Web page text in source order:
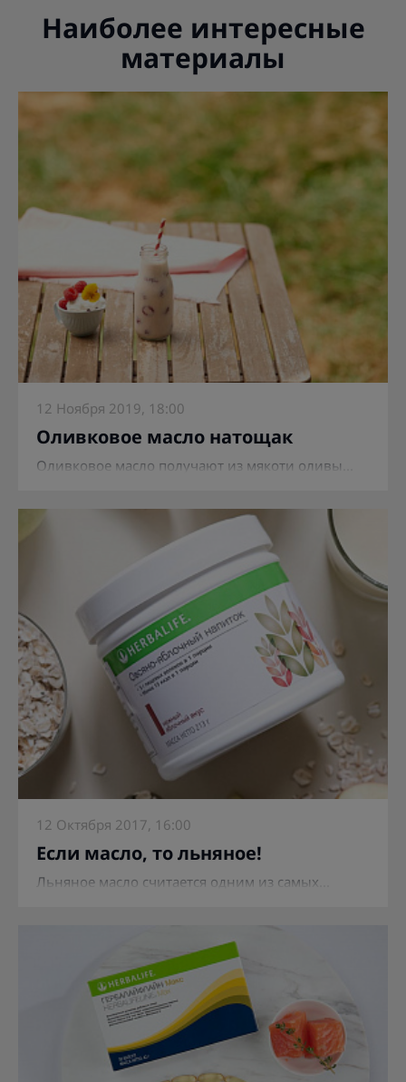
Наиболее интересные
материалы
12 Ноября 2019, 18:00
Оливковое масло натощак
Оливковое масло получают из мякоти оливы...
12 Октября 2017, 16:00
Если масло, то льняное!
Льняное масло считается одним из самых...